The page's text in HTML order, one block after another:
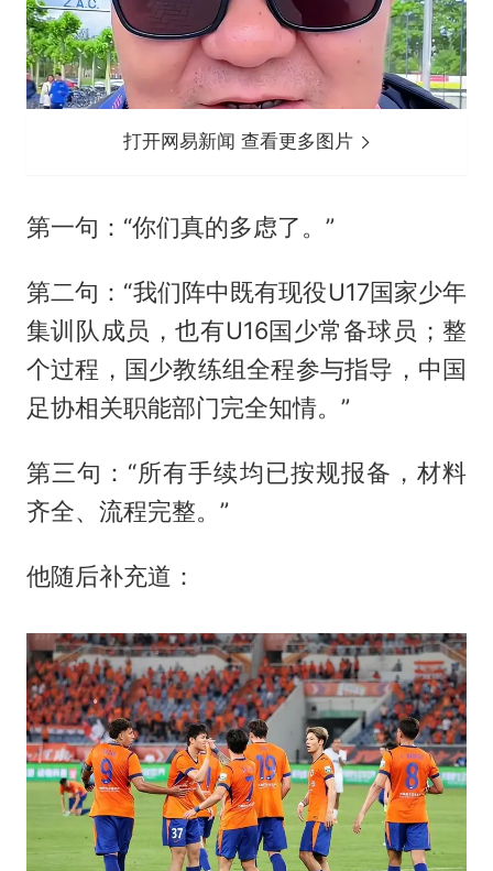
打开网易新闻 查看更多图片
第一句：“你们真的多虑了。”
第二句：“我们阵中既有现役U17国家少年
集训队成员，也有U16国少常备球员；整
个过程，国少教练组全程参与指导，中国
足协相关职能部门完全知情。”
第三句：“所有手续均已按规报备，材料
齐全、流程完整。”
他随后补充道：